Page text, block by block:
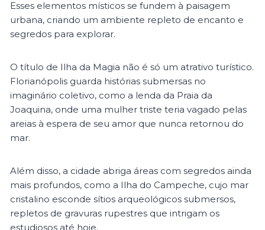
Esses elementos místicos se fundem à paisagem
urbana, criando um ambiente repleto de encanto e
segredos para explorar.
O título de Ilha da Magia não é só um atrativo turístico.
Florianópolis guarda histórias submersas no
imaginário coletivo, como a lenda da Praia da
Joaquina, onde uma mulher triste teria vagado pelas
areias à espera de seu amor que nunca retornou do
mar.
Além disso, a cidade abriga áreas com segredos ainda
mais profundos, como a Ilha do Campeche, cujo mar
cristalino esconde sítios arqueológicos submersos,
repletos de gravuras rupestres que intrigam os
estudiosos até hoje​.